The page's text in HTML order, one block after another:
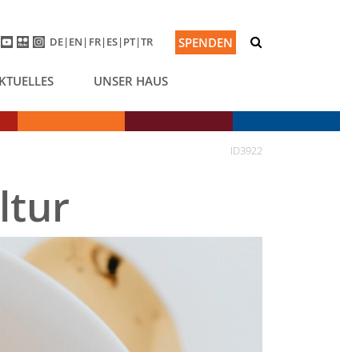
SPENDEN
DE EN FR ES PT TR
UNSER HAUS
ID3922